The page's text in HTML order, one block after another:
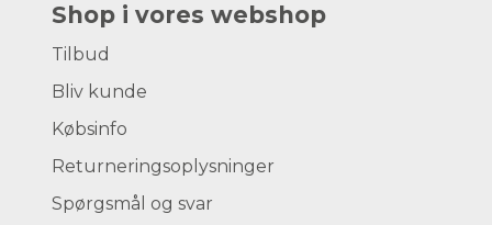
Shop i vores webshop
Tilbud
Bliv kunde
Købsinfo
Returneringsoplysninger
Spørgsmål og svar